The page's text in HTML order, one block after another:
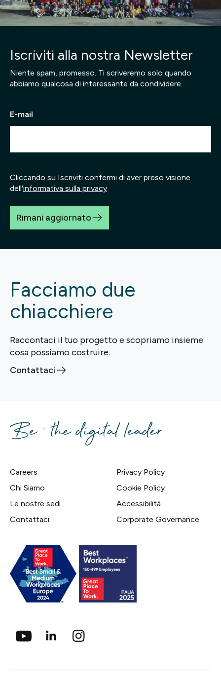
Iscriviti alla nostra Newsletter
Niente spam, promesso. Ti scriveremo solo quando
abbiamo qualcosa di interessante da condividere.
E-mail
Cliccando su Iscriviti confermi di aver preso visione
dell'informativa sulla privacy
Rimani aggiornato
Facciamo due
chiacchiere
Raccontaci il tuo progetto e scopriamo insieme
cosa possiamo costruire.
Contattaci
Careers
Chi Siamo
Le nostre sedi
Contattaci
Privacy Policy
Cookie Policy
Accessibilità
Corporate Governance